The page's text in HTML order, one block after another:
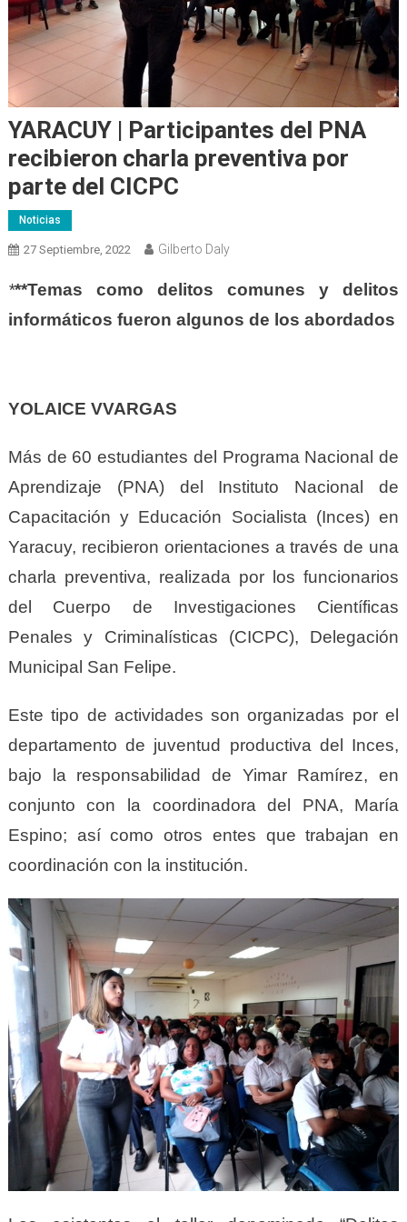
YARACUY | Participantes del PNA
recibieron charla preventiva por
parte del CICPC
Noticias
27 Septiembre, 2022 Gilberto Daly
***Temas como delitos comunes y delitos
informáticos fueron algunos de los abordados
YOLAICE VVARGAS
Más de 60 estudiantes del Programa Nacional de
Aprendizaje (PNA) del Instituto Nacional de
Capacitación y Educación Socialista (Inces) en
Yaracuy, recibieron orientaciones a través de una
charla preventiva, realizada por los funcionarios
del Cuerpo de Investigaciones Científicas
Penales y Criminalísticas (CICPC), Delegación
Municipal San Felipe.
Este tipo de actividades son organizadas por el
departamento de juventud productiva del Inces,
bajo la responsabilidad de Yimar Ramírez, en
conjunto con la coordinadora del PNA, María
Espino; así como otros entes que trabajan en
coordinación con la institución.